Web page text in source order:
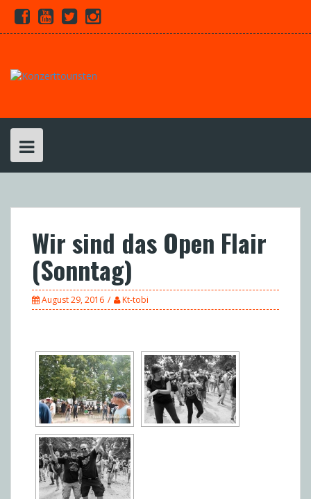
Skip
content
Facebook
YoutubeTwitterInstagram
Wir sind das Open Flair
(Sonntag)
August 29, 2016 Kt-tobi